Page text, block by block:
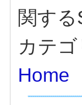
関す
カテゴ
Home